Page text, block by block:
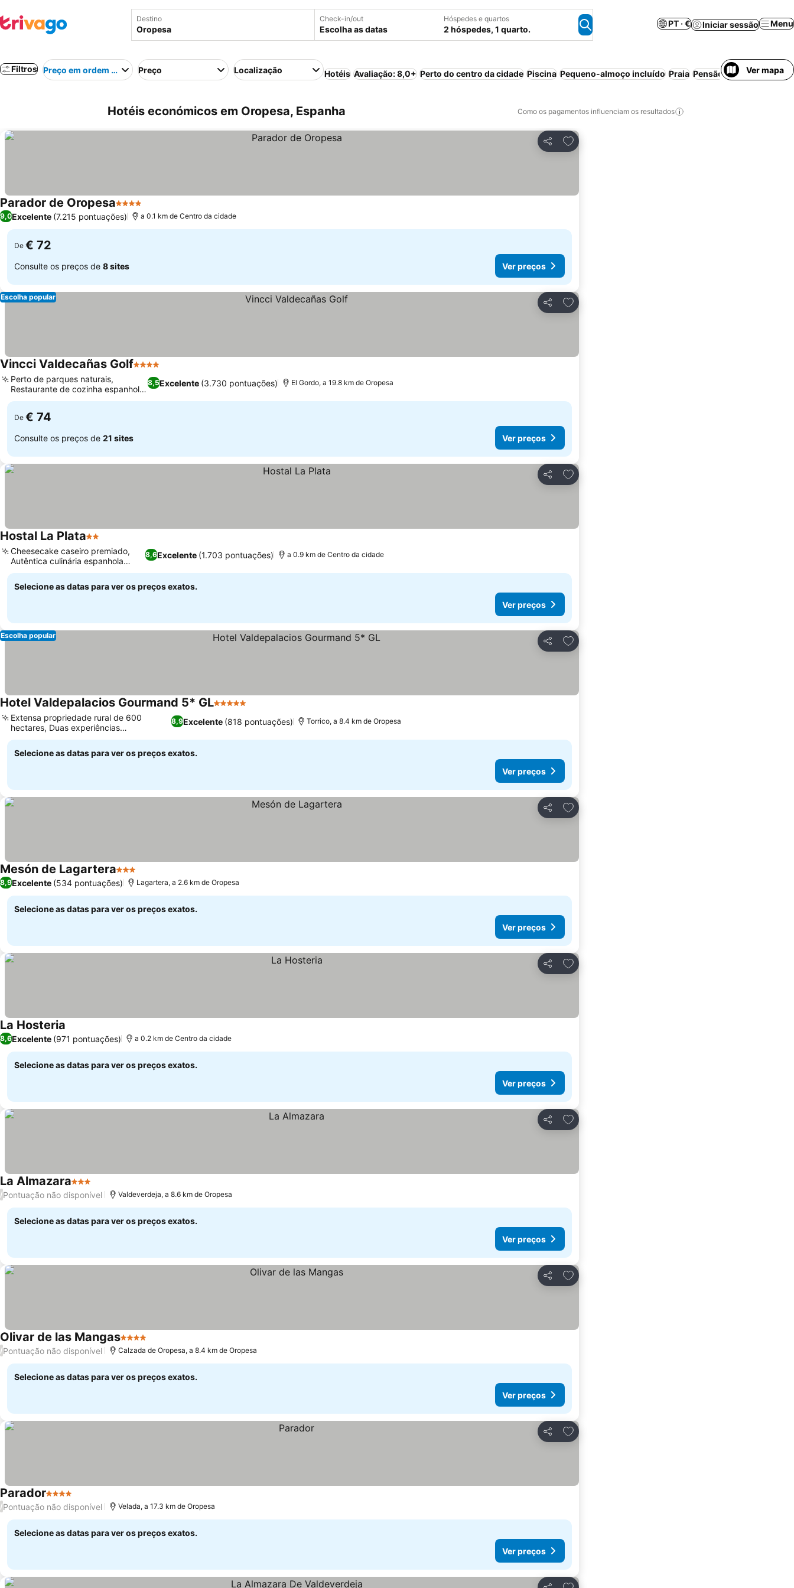
Destino Check-in/out
Escolha as datas
Hóspedes e quartos
2 hóspedes, 1 quarto.
PT · € Iniciar sessão Menu
Filtros Preço em ordem crescentePreço Localização Hotéis Avaliação: 8,0+ Perto do centro da cidade Piscina Pequeno-almoço incluído Praia Pensão completa Ar
Ver mapa
Hotéis económicos em Oropesa, Espanha Como os pagamentos influenciam os resultados
Partilhar
Adicionar aos favoritos
Parador de Oropesa4 Estrelas
9,0Excelente (7.215 pontuações) a 0.1 km de Centro da cidade
De € 72
Consulte os preços de 8 sites Ver preços
Partilhar
Adicionar aos favoritos
Escolha popular
Vincci Valdecañas Golf4 Estrelas
8,5Excelente (3.730 pontuações)
Perto de parques naturais,
Restaurante de cozinha espanhola
gourmet
El Gordo, a 19.8 km de Oropesa
De € 74
Consulte os preços de 21 sites Ver preços
Partilhar
Adicionar aos favoritos
Hostal La Plata2 Estrelas
8,6Excelente (1.703 pontuações)
Cheesecake caseiro premiado,
Autêntica culinária espanhola
caseira
a 0.9 km de Centro da cidade
Selecione as datas para ver os preços exatos.
Ver preços
Partilhar
Adicionar aos favoritos
Escolha popular
Hotel Valdepalacios Gourmand 5* GL5 Estrelas
8,9Excelente (818 pontuações)
Extensa propriedade rural de 600
hectares, Duas experiências
gastronômicas distintas
Torrico, a 8.4 km de Oropesa
Selecione as datas para ver os preços exatos.
Ver preços
Partilhar
Adicionar aos favoritos
Mesón de Lagartera3 Estrelas
8,9Excelente (534 pontuações) Lagartera, a 2.6 km de Oropesa
Selecione as datas para ver os preços exatos.
Ver preços
Partilhar
Adicionar aos favoritos
La Hosteria
8,6Excelente (971 pontuações) a 0.2 km de Centro da cidade
Selecione as datas para ver os preços exatos.
Ver preços
Partilhar
Adicionar aos favoritos
La Almazara3 EstrelasVer preços
/Pontuação não disponível Valdeverdeja, a 8.6 km de Oropesa
Selecione as datas para ver os preços exatos.
Ver preços
Partilhar
Adicionar aos favoritos
Olivar de las Mangas4 Estrelas
/Pontuação não disponível Calzada de Oropesa, a 8.4 km de Oropesa
Selecione as datas para ver os preços exatos.
Ver preços
Partilhar
Adicionar aos favoritos
Parador4 EstrelasVer preços
/Pontuação não disponível Velada, a 17.3 km de Oropesa
Selecione as datas para ver os preços exatos.
Ver preços
Adicionar aos favoritos